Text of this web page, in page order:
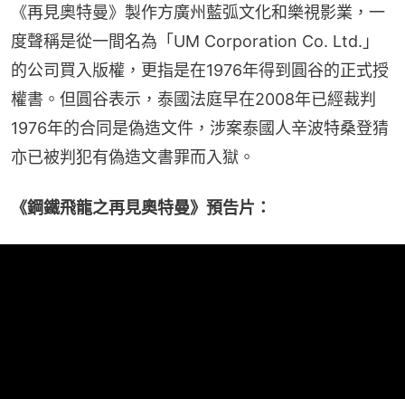
《再見奧特曼》製作方廣州藍弧文化和樂視影業，一
度聲稱是從一間名為「UM Corporation Co. Ltd.」
的公司買入版權，更指是在1976年得到圓谷的正式授
權書。但圓谷表示，泰國法庭早在2008年已經裁判
1976年的合同是偽造文件，涉案泰國人辛波特桑登猜
亦已被判犯有偽造文書罪而入獄。
《鋼鐵飛龍之再見奧特曼》預告片：